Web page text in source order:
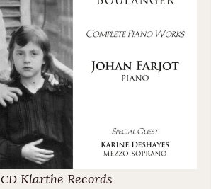
CDKlarthe Records